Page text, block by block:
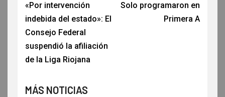
«Por intervención
indebida del estado»: El
Consejo Federal
suspendió la afiliación
de la Liga Riojana
Solo programaron en
Primera A
MÁS NOTICIAS